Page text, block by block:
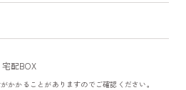
配BOX
かることがありますのでご確認ください。